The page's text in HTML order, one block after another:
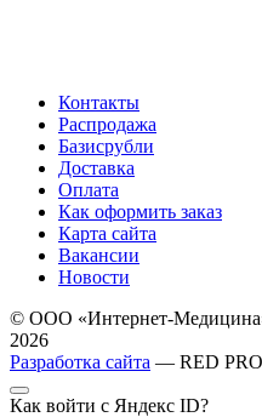
Контакты
Распродажа
Базисрубли
Доставка
Оплата
Как оформить заказ
Карта сайта
Вакансии
Новости
© ООО «Интернет-
2026
Разработка сайта — RED
Как войти с Яндекс ID?